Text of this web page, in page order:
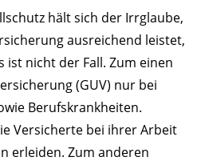
hält sich der Irrglaube,
ausreichend leistet,
ist nicht der Fall. Zum einen
(GUV) nur bei
Berufskrankheiten.
Versicherte bei ihrer Arbeit
erleiden. Zum anderen